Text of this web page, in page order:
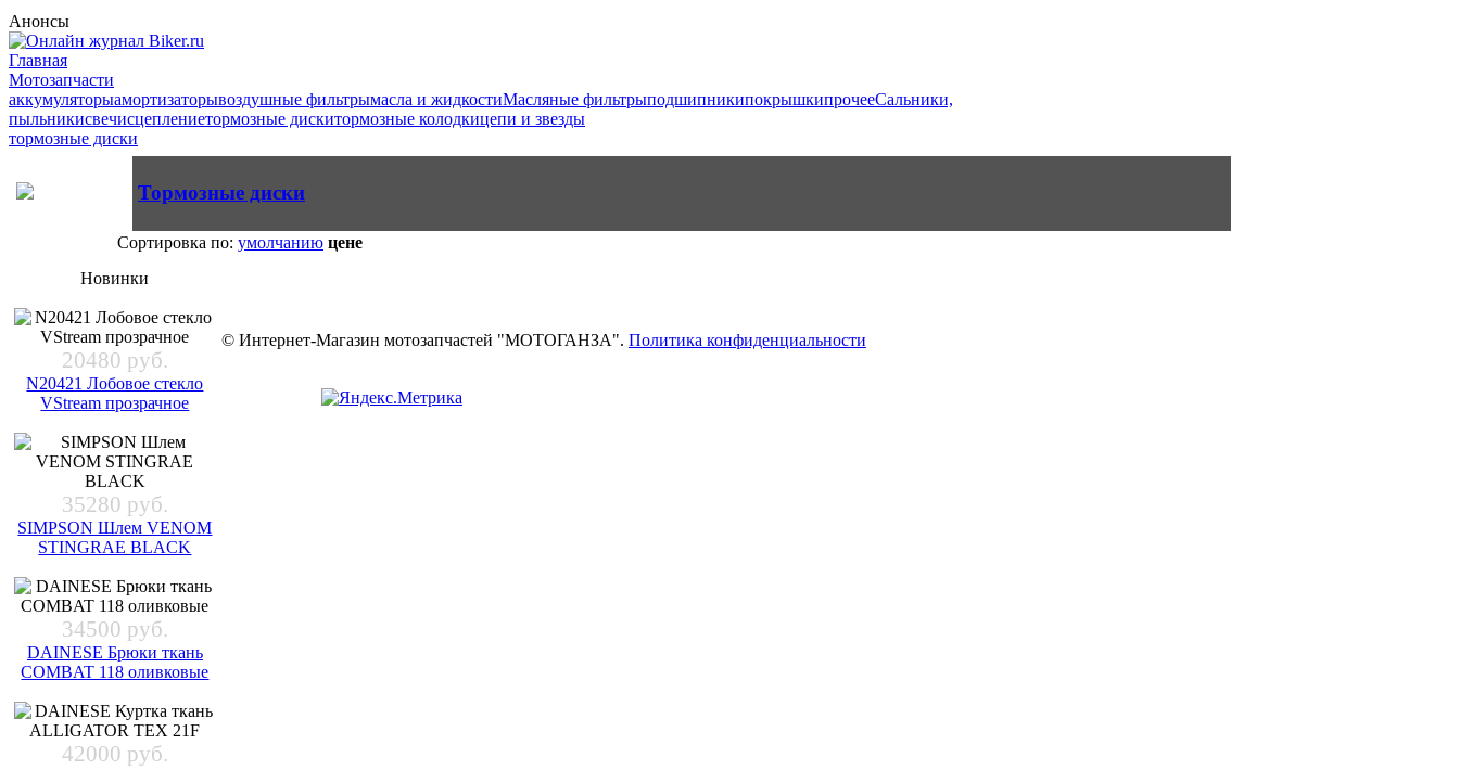
Анонсы
Главная
Мотозапчасти
аккумуляторыамортизаторывоздушные фильтрымасла и жидкостиМасляные фильтрыподшипникипокрышкипрочееСальники,
пыльникисвечисцеплениетормозные дискитормозные колодкицепи и звезды
тормозные диски
Тормозные диски
Сортировка по: умолчанию цене
Новинки
20480 руб.
N20421 Лобовое стекло
VStream прозрачное
35280 руб.
SIMPSON Шлем VENOM
STINGRAE BLACK
34500 руб.
DAINESE Брюки ткань
COMBAT 118 оливковые
42000 руб.
© Интернет-Магазин мотозапчастей "МОТОГАНЗА". Политика конфиденциальности